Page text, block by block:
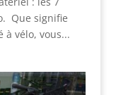
Que signifie
à vélo, vous...